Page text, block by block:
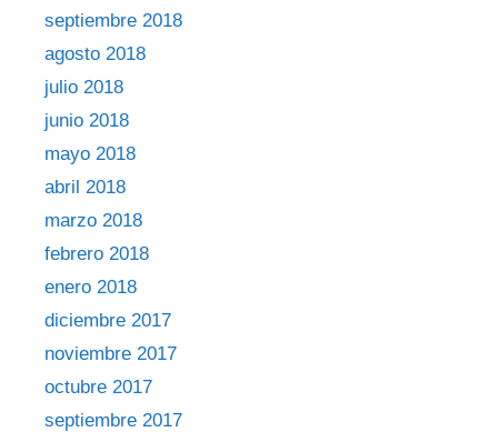
septiembre 2018
agosto 2018
julio 2018
junio 2018
mayo 2018
abril 2018
marzo 2018
febrero 2018
enero 2018
diciembre 2017
noviembre 2017
octubre 2017
septiembre 2017